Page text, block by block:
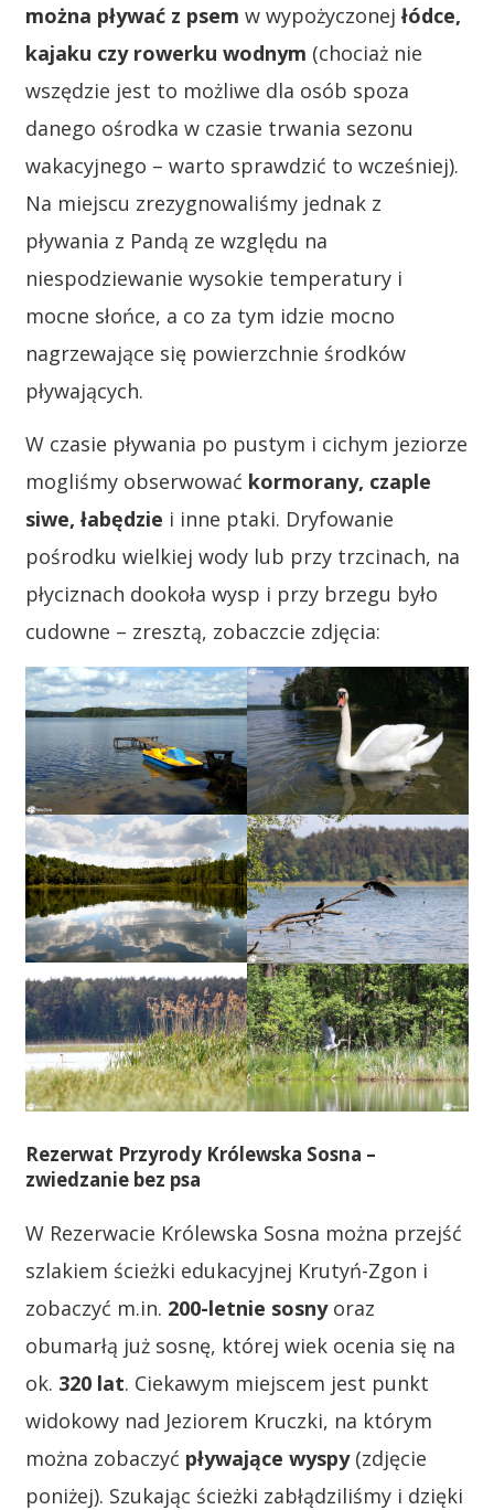
można pływać z psem w wypożyczonej łódce,
kajaku czy rowerku wodnym (chociaż nie
wszędzie jest to możliwe dla osób spoza
danego ośrodka w czasie trwania sezonu
wakacyjnego – warto sprawdzić to wcześniej).
Na miejscu zrezygnowaliśmy jednak z
pływania z Pandą ze względu na
niespodziewanie wysokie temperatury i
mocne słońce, a co za tym idzie mocno
nagrzewające się powierzchnie środków
pływających.
W czasie pływania po pustym i cichym jeziorze
mogliśmy obserwować kormorany, czaple
siwe, łabędzie i inne ptaki. Dryfowanie
pośrodku wielkiej wody lub przy trzcinach, na
płyciznach dookoła wysp i przy brzegu było
cudowne – zresztą, zobaczcie zdjęcia:
Rezerwat Przyrody Królewska Sosna –
zwiedzanie bez psa
W Rezerwacie Królewska Sosna można przejść
szlakiem ścieżki edukacyjnej Krutyń-Zgon i
zobaczyć m.in. 200-letnie sosnyoraz
obumarłą już sosnę, której wiek ocenia się na
ok. 320 lat. Ciekawym miejscem jest punkt
widokowy nad Jeziorem Kruczki, na którym
można zobaczyć pływające wyspy(zdjęcie
poniżej). Szukając ścieżki zabłądziliśmy i dzięki